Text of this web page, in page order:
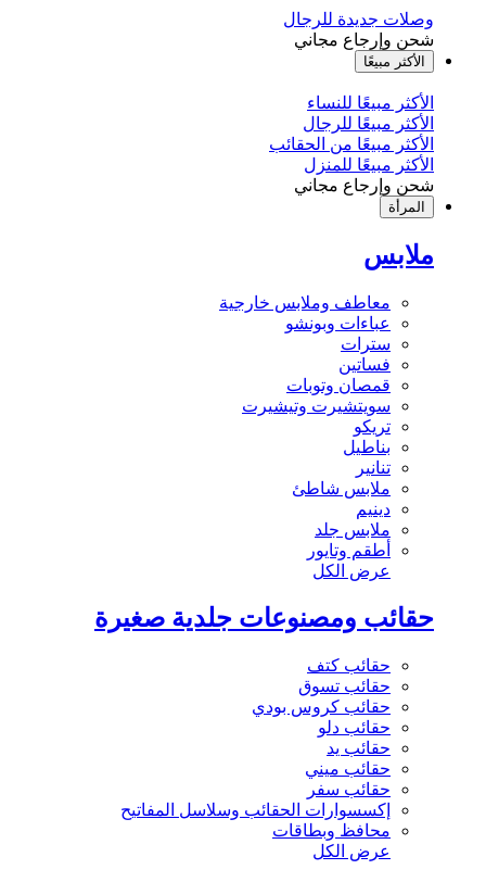
وصلات جديدة للرجال
شحن وإرجاع مجاني
الأكثر مبيعًا
الأكثر مبيعًا للنساء
الأكثر مبيعًا للرجال
الأكثر مبيعًا من الحقائب
الأكثر مبيعًا للمنزل
شحن وإرجاع مجاني
المرأة
ملابس
معاطف وملابس خارجية
عباءات وبونشو
سترات
فساتين
قمصان وتوبات
سويتشيرت وتيشيرت
تريكو
بناطيل
تنانير
ملابس شاطئ
دينيم
ملابس جلد
أطقم وتايور
عرض الكل
حقائب ومصنوعات جلدية صغيرة
حقائب كتف
حقائب تسوق
حقائب كروس بودي
حقائب دلو
حقائب يد
حقائب ميني
حقائب سفر
إكسسوارات الحقائب وسلاسل المفاتيح
محافظ وبطاقات
عرض الكل